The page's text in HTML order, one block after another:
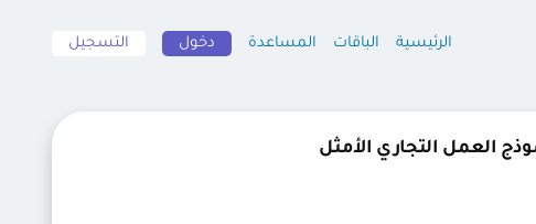
الرئيسية الباقات المساعدة دخول التسجيل